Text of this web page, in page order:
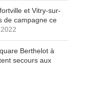
et Vitry-sur-
de campagne ce
Berthelot à
secours aux